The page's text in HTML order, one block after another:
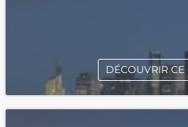
DÉCOUVRIR CE